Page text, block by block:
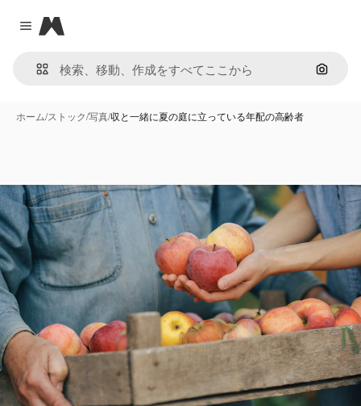
Close menu
Magnific
画像で
ホーム/ストック/写真/収と一緒に夏の庭に立っている年配の高齢者